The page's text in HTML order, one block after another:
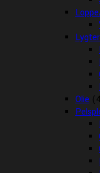
Olie